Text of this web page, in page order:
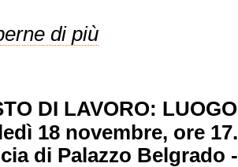
di più
DI LAVORO:
18 novembre, ore
di Palazzo Belgrado